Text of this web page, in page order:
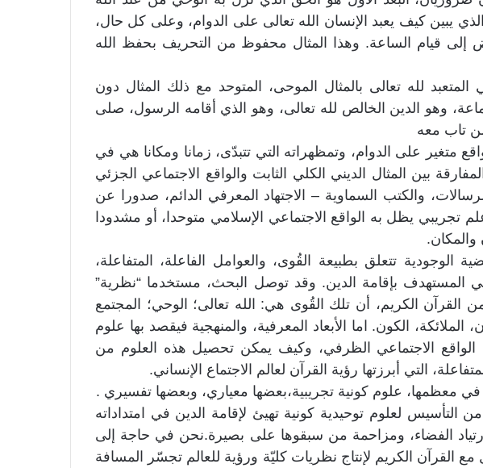
يبين كيف يعبد الإنسان الله تعالى على الدوام، وعلى كل حال،
إلى قيام الساعة. وهذا المثال محفوظ من التحريف بحفظ الله
المتعبد لله تعالى بالمثال الموحى، المتوحد مع ذلك المثال دون
وهو الدين الخالص لله تعالى، وهو الذي أقامه الرسول، صلى
تاب معه
متغير على الدوام، وتمظهراته التي تتبدّى، زمانا ومكانا هي في
بين المثال الديني الكلي الثابت والواقع الاجتماعي الجزئي
والكتب السماوية – الاجتهاد المعرفي الدائم، صدورا عن
علم تجريبي يظل به الواقع الاجتماعي الإسلامي متوحدا، أو مشدودا
والمكان.
الوجودية تتعلق بطبيعة القُوى، والعوامل الفاعلة، المتفاعلة،
المستهدف بإقامة الدين. وقد توصل البحث، مستخدما “نظرية”
القرآن الكريم، أن تلك القُوى هي: الله تعالى؛ الوحي؛ المجتمع
الملائكة، الكون. اما الأبعاد المعرفية، والمنهجية فيقصد بها علوم
الواقع الاجتماعي الظرفي، وكيف يمكن تحصيل هذه العلوم من
التي أبرزتها رؤية القرآن لعالم الاجتماع الإنساني.
معظمها، علوم كونية تجريبية،بعضها معياري، وبعضها تفسيري .
التأسيس لعلوم توحيدية كونية تهيئ لإقامة الدين في امتداداته
إرتياد الفضاء، ومزاحمة من سبقوها على بصيرة.نحن في حاجة إلى
القرآن الكريم لإنتاج نظريات كليّة ورؤية للعالم تجسّر المسافة